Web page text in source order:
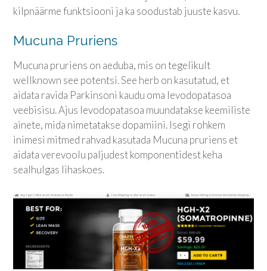
kilpnäärme funktsiooni ja ka soodustab juuste kasvu.
Mucuna Pruriens
Mucuna pruriens on aeduba, mis on tegelikult
wellknown see potentsi. See herb on kasutatud, et
aidata ravida Parkinsoni kaudu oma levodopatasoa
veebisisu. Ajus levodopatasoa muundatakse keemiliste
ainete, mida nimetatakse dopamiini. Isegi rohkem
inimesi mitmed rahvad kasutada Mucuna pruriens et
aidata verevoolu paljudest komponentidest keha
sealhulgas lihaskoes.